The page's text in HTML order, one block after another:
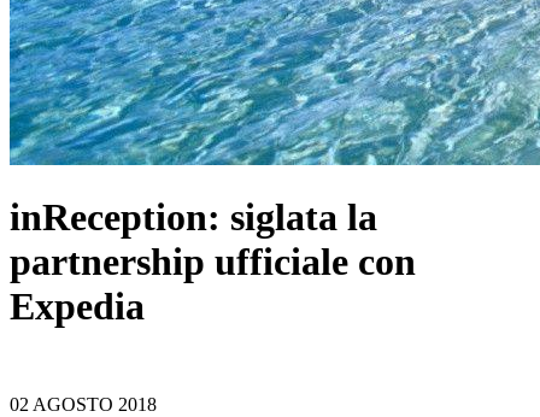
inReception: siglata la
partnership ufficiale con
Expedia
02 AGOSTO 2018